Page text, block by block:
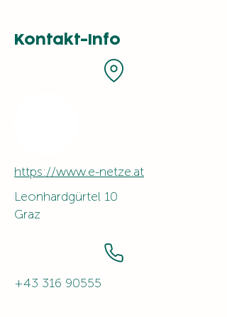
Kontakt-Info
https://www.e-netze.at
Leonhardgürtel 10
Graz
+43 316 90555